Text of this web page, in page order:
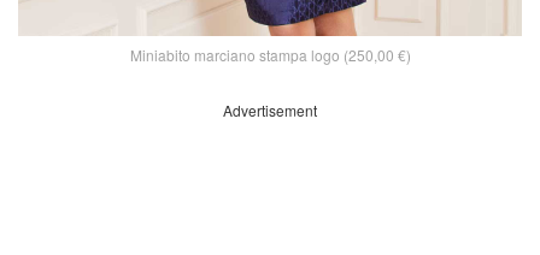
Miniabito marciano stampa logo (250,00 €)
Advertisement